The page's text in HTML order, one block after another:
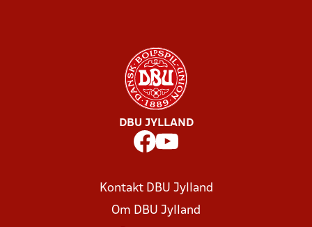
DBU JYLLAND
Kontakt DBU Jylland
Om DBU Jylland